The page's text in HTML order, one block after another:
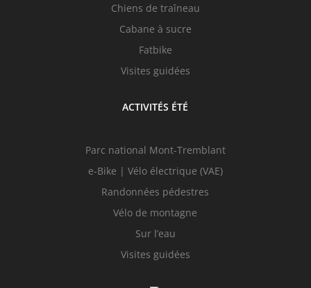
Chiens de traîneau
Cabane à sucre
Fatbike
Visites guidées
ACTIVITÉS ÉTÉ
Parc national Mont-Tremblant
e-Bike | Vélo électrique (VAE)
Randonnées pédestres
Vélo de montagne
Sur l’eau
Visites guidées